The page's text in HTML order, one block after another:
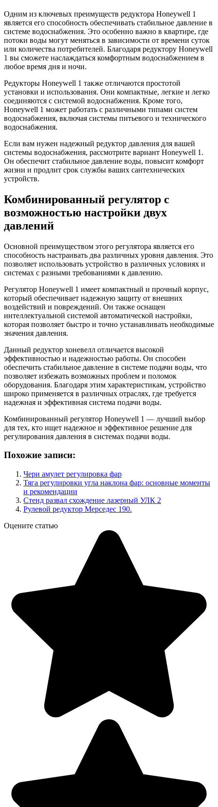
Одним из ключевых преимуществ редуктора Honeywell 1
является его способность обеспечивать стабильное давление в
системе водоснабжения. Это особенно важно в квартире, где
потоки воды могут меняться в зависимости от времени суток
или количества потребителей. Благодаря редуктору Honeywell
1 вы сможете наслаждаться комфортным водоснабжением в
любое время дня и ночи.
Редукторы Honeywell 1 также отличаются простотой
установки и использования. Они компактные, легкие и легко
соединяются с системой водоснабжения. Кроме того,
Honeywell 1 может работать с различными типами систем
водоснабжения, включая системы питьевого и технического
водоснабжения.
Если вам нужен надежный редуктор давления для вашей
системы водоснабжения, рассмотрите вариант Honeywell 1.
Он обеспечит стабильное давление воды, повысит комфорт
жизни и продлит срок службы ваших сантехнических
устройств.
Комбинированный регулятор с
возможностью настройки двух
давлений
Основной преимуществом этого регулятора является его
способность настраивать два различных уровня давления. Это
позволяет использовать устройство в различных условиях и
системах с разными требованиями к давлению.
Регулятор Honeywell 1 имеет компактный и прочный корпус,
который обеспечивает надежную защиту от внешних
воздействий и повреждений. Он также оснащен
интеллектуальной системой автоматической настройки,
которая позволяет быстро и точно устанавливать необходимые
значения давления.
Данный редуктор хоневелл отличается высокой
эффективностью и надежностью работы. Он способен
обеспечить стабильное давление в системе подачи воды, что
позволяет избежать возможных проблем и поломок
оборудования. Благодаря этим характеристикам, устройство
широко применяется в различных отраслях, где требуется
надежная и эффективная система подачи воды.
Комбинированный регулятор Honeywell 1 — лучший выбор
для тех, кто ищет надежное и эффективное решение для
регулирования давления в системах подачи воды.
Похожие записи:
Чери амулет регулировка фар
Тяга регулировки угла наклона фар: основные моменты
и рекомендации
Стенд развал схождение лазерный УЛК 2
Рулевой редуктор Мерседес 190.
Оцените статью